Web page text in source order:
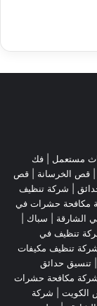
مستعمل
فك
قص الخرسانة | قص
شركة تنظيف
مكافحة حشرات في
الشارقة | سباك |
تنظيف في
تنظيف مكيفات
تنسيق حدائق
مكافحة حشرات
الكويت
شركة